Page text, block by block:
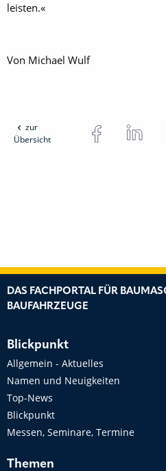
leisten.«
Von Michael Wulf
zur
Übersicht
DAS FACHPORTAL FÜR
BAUFAHRZEUGE
Blickpunkt
Allgemein - Aktuelles
Namen und Neuigkeiten
Top-News
Blickpunkt
Messen, Seminare, Termine
Themen